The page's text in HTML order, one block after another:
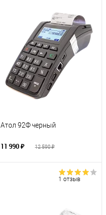
Атол 92Ф черный
11 990 ₽ 12 590 ₽
1 отзыв